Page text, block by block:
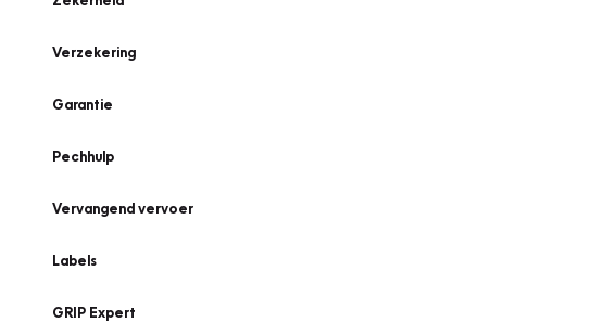
Verzekering
Garantie
Pechhulp
Vervangend vervoer
Labels
GRIP Expert